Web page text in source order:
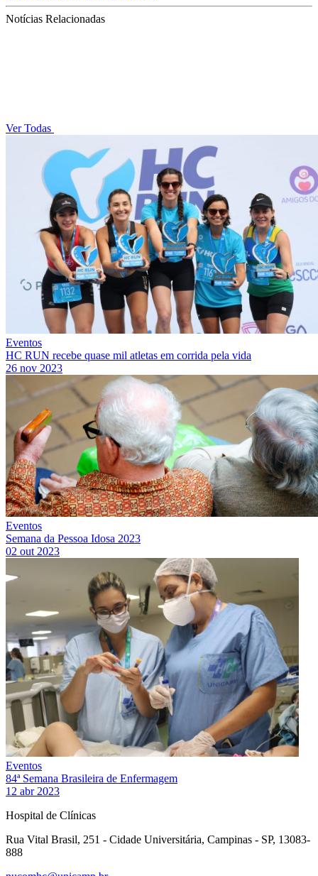
Notícias Relacionadas
Ver Todas
Eventos
HC RUN recebe quase mil atletas em corrida pela vida
26 nov 2023
Eventos
Semana da Pessoa Idosa 2023
02 out 2023
Eventos
84ª Semana Brasileira de Enfermagem
12 abr 2023
Hospital de Clínicas
Rua Vital Brasil, 251 - Cidade Universitária, Campinas - SP, 13083-
888